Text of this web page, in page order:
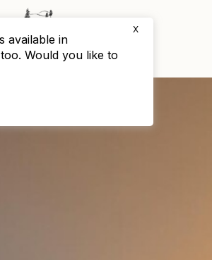
X
available in
Would you like to